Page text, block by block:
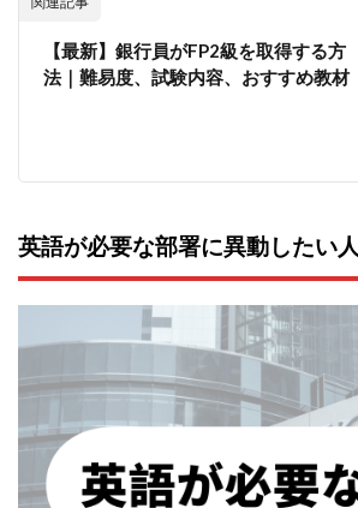
【最新】銀行員がFP2級を取得する方
法｜難易度、試験内容、おすすめ教材
英語が必要な部署に異動したい人